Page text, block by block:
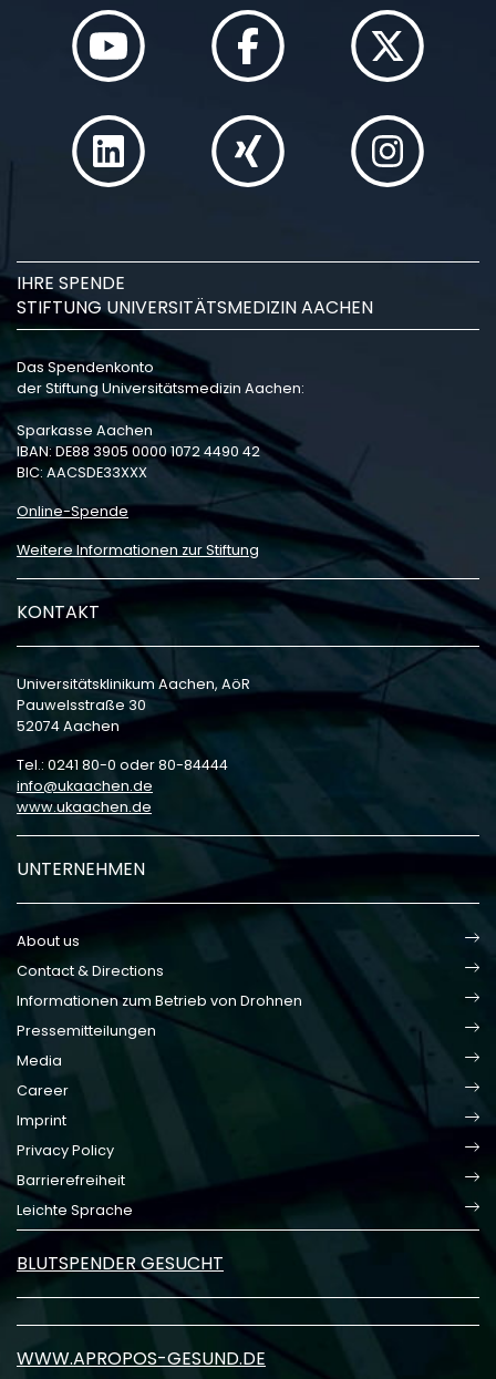
IHRE SPENDE
STIFTUNG UNIVERSITÄTSMEDIZIN AACHEN
Das Spendenkonto
der Stiftung Universitätsmedizin Aachen:
Sparkasse Aachen
IBAN: DE88 3905 0000 1072 4490 42
BIC: AACSDE33XXX
Online-Spende
Weitere Informationen zur Stiftung
KONTAKT
Universitätsklinikum Aachen, AöR
Pauwelsstraße 30
52074 Aachen
Tel.: 0241 80-0 oder 80-84444
info
ukaachen de
www.ukaachen.de
UNTERNEHMEN
About us
Contact & Directions
Informationen zum Betrieb von Drohnen
Pressemitteilungen
Media
Career
Imprint
Privacy Policy
Barrierefreiheit
Leichte Sprache
BLUTSPENDER GESUCHT
WWW.APROPOS-GESUND.DE